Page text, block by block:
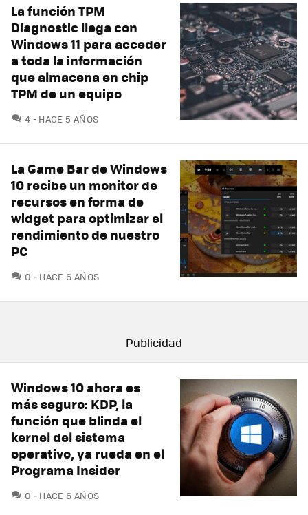
La función TPM
Diagnostic llega con
Windows 11 para acceder
a toda la información
que almacena en chip
TPM de un equipo
4 COMENTARIOS
HACE 5 AÑOS
La Game Bar de Windows
10 recibe un monitor de
recursos en forma de
widget para optimizar el
rendimiento de nuestro
PC
0 COMENTARIOS
HACE 6 AÑOS
Windows 10 ahora es
más seguro: KDP, la
función que blinda el
kernel del sistema
operativo, ya rueda en el
Programa Insider
0 COMENTARIOS
HACE 6 AÑOS